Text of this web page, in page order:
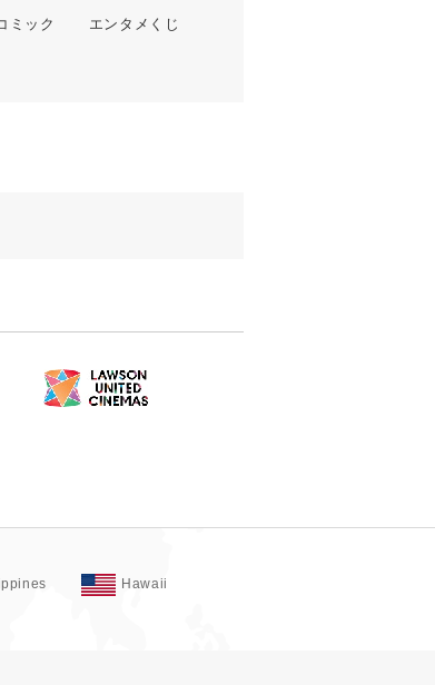
ミック エンタメくじ
Hawaii